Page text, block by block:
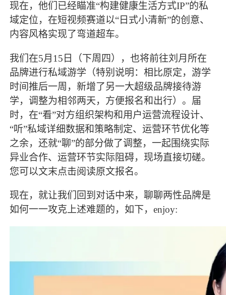
现在，他们已经瞄准“构建健康生活方式IP”的私
域定位，在短视频赛道以“日式小清新”的创意、
内容风格实现了弯道超车。
我们在5月15日（下周四），也将前往刘月所在
品牌进行私域游学（特别说明：相比原定，游学
时间推后一周，新增了另一大超级品牌接待游
学，调整为相邻两天，方便报名和出行）。届
时，在“看”对方组织架构和用户运营流程设计、
“听”私域详细数据和策略制定、运营环节优化等
之余，还就“聊”的部分做了调整，一起围绕实际
异业合作、运营环节实际阻碍，现场直接切磋。
您可以文末点击阅读原文报名。
现在，就让我们回到对话中来，聊聊两性品牌是
如何一一攻克上述难题的，如下，enjoy: